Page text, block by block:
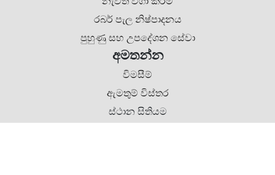
රබර් පැල නිෂ්පාදනය
පුහුණු සහ උපදේශන සේවා
අමතන්න
විමසීම්
ඇමතුම් විස්තර
ස්ථාන සිතියම